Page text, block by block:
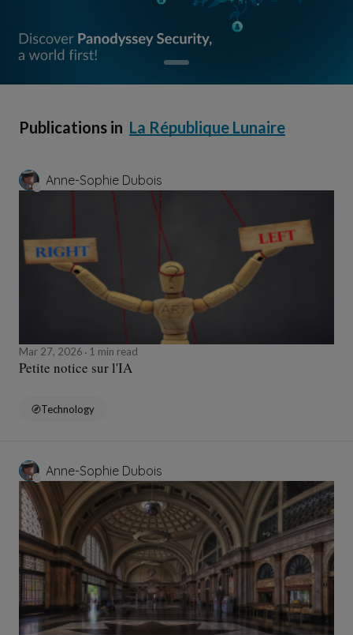
Publications in La République Lunaire
Anne-Sophie Dubois
Mar 27, 2026 1 min read
Petite notice sur l'IA
Technology
Anne-Sophie Dubois